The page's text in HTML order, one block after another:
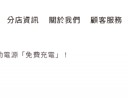
分店資訊 關於我們 顧客服務
源「免費充電」！